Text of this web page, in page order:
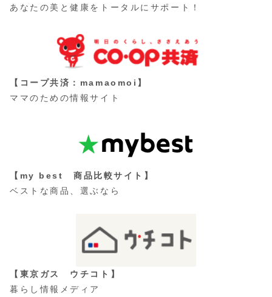
あなたの美と健康をトータルにサポート！
【コープ共済：mamaomoi】
ママのための情報サイト
【my best 商品比較サイト】
ベストな商品、選ぶなら
【東京ガス ウチコト】
暮らし情報メディア